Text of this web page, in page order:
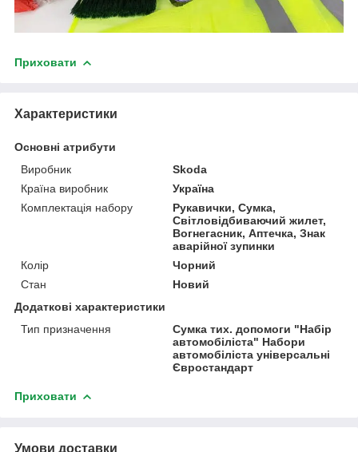
Приховати
Характеристики
Основні атрибути
Виробник
Skoda
Країна виробник
Україна
Комплектація набору
Рукавички, Сумка,
Світловідбиваючий жилет,
Вогнегасник, Аптечка, Знак
аварійної зупинки
Колір
Чорний
Стан
Новий
Додаткові характеристики
Тип призначення
Сумка тих. допомоги "Набір
автомобіліста" Набори
автомобіліста універсальні
Євростандарт
Приховати
Умови доставки